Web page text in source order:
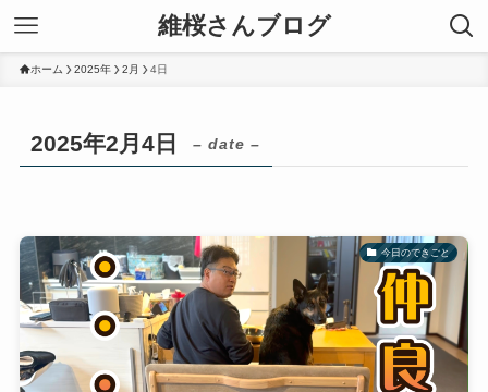
維桜さんブログ
ホーム 2025年 2月 4日
2025年2月4日 – date –
今日のできごと